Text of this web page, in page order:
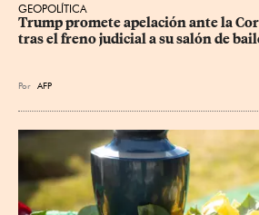
GEOPOLÍTICA
Trump promete apelación ante la
tras el freno judicial a su salón de
Por AFP